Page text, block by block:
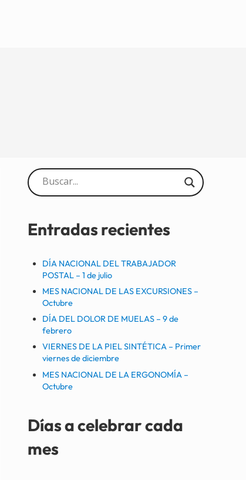
Sidebar
Entradas recientes
DÍA NACIONAL DEL TRABAJADOR
POSTAL – 1 de julio
MES NACIONAL DE LAS EXCURSIONES –
Octubre
DÍA DEL DOLOR DE MUELAS – 9 de
febrero
VIERNES DE LA PIEL SINTÉTICA – Primer
viernes de diciembre
MES NACIONAL DE LA ERGONOMÍA –
Octubre
Días a celebrar cada
mes